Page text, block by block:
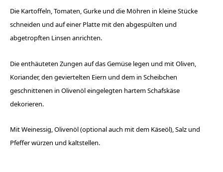
Die Kartoffeln, Tomaten, Gurke und die Möhren in kleine Stücke
schneiden und auf einer Platte mit den abgespülten und
abgetropften Linsen anrichten.
Die enthäuteten Zungen auf das Gemüse legen und mit Oliven,
Koriander, den geviertelten Eiern und dem in Scheibchen
geschnittenen in Olivenöl eingelegten hartem Schafskäse
dekorieren.
Mit Weinessig, Olivenöl (optional auch mit dem Käseöl), Salz und
Pfeffer würzen und kaltstellen.